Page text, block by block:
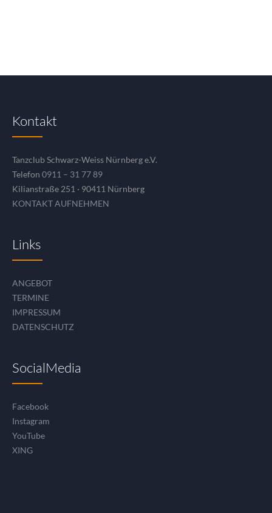
Kontakt
Tanzclub Schwarz-Weiss Nürnberg e.V.
Telefon0911 – 31 77 89
Kilianstraße 251 · 90411 Nürnberg
KONTAKT AUFNEHMEN
Links
ANGEBOT
TERMINE
IMPRESSUM
DATENSCHUTZ
SocialMedia
Facebook
Instagram
YouTube
XING